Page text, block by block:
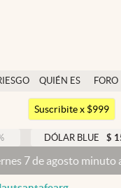
QUIÉN ES
QUIÉN
FORO
Argentina
México
Suscribite x $999
BLUE $ 1525 -
minuto a minuto